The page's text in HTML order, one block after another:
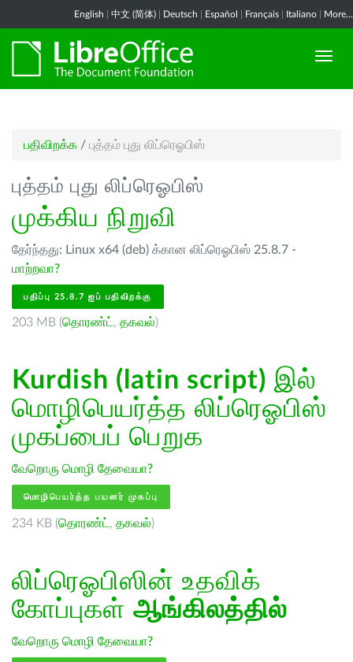
English 中文 (简体) Deutsch Español Français Italiano More...
பதிவிறக்க / புத்தம் புது லிப்ரெஓபிஸ்
புத்தம் புது லிப்ரெஓபிஸ்
முக்கிய நிறுவி
தேர்ந்தது: Linux x64 (deb) க்கான லிப்ரெஓபிஸ் 25.8.7 -
மாற்றவா?
பதிப்பு 25.8.7 ஐப் பதிவிறக்கு
203 MB (தொரண்ட் , தகவல்)
Kurdish (latin script) இல்
மொழிபெயர்த்த லிப்ரெஓபிஸ்
முகப்பைப் பெறுக
வேறொரு மொழி தேவையா?
மொழிபெயர்த்த பயனர் முகப்பு
234 KB (தொரண்ட் , தகவல்)
லிப்ரெஓபிஸின் உதவிக்
கோப்புகள் ஆங்கிலத்தில்
வேறொரு மொழி தேவையா?